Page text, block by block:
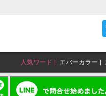
人気ワード エバーカラー